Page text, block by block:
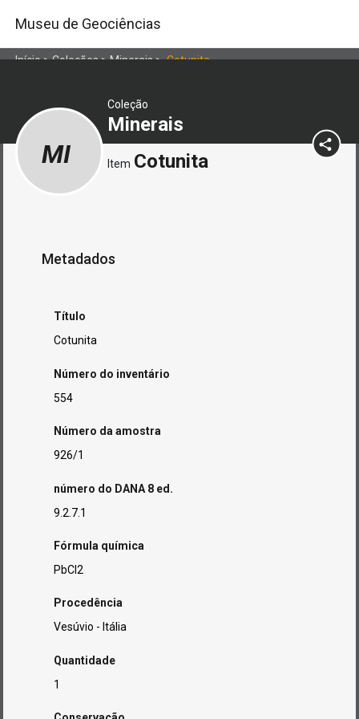
Museu de Geociências
Início>Coleções>Minerais>Cotunita
Coleção
Minerais
MI Item Cotunita
Metadados
Título
Cotunita
Número do inventário
554
Número da amostra
926/1
número do DANA 8 ed.
9.2.7.1
Fórmula química
PbCl2
Procedência
Vesúvio - Itália
Quantidade
1